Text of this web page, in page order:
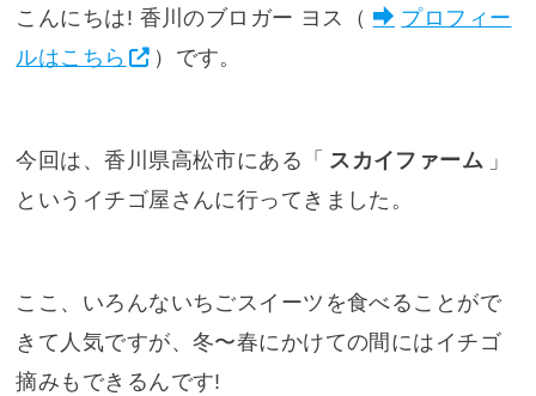
こんにちは! 香川のブロガー ヨス（
プロフィー
ルはこちら
）です。
今回は、香川県高松市にある「 スカイファーム 」
というイチゴ屋さんに行ってきました。
ここ、いろんないちごスイーツを食べることがで
きて人気ですが、冬〜春にかけての間にはイチゴ
摘みもできるんです!